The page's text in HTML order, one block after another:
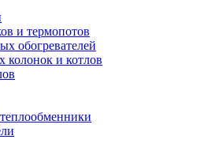
и термопотов
обогревателей
колонок и котлов